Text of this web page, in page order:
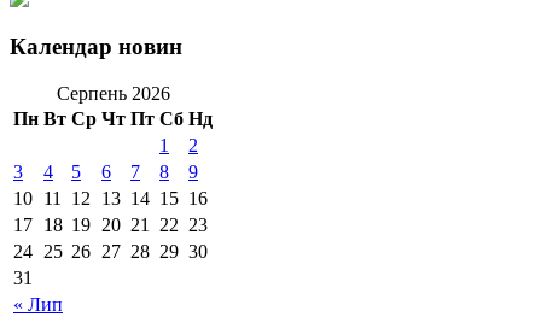
Календар новин
Серпень 2026
Пн Вт Ср Чт Пт Сб Нд
« Лип
1
2
3
4 5 6 7 8
9
10 11 12 13 14 15 16
17 18 19 20 21 22 23
24 25 26 27 28 29 30
31